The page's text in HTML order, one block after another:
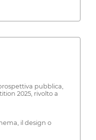
pubblica,
2025, rivolto a
il design o